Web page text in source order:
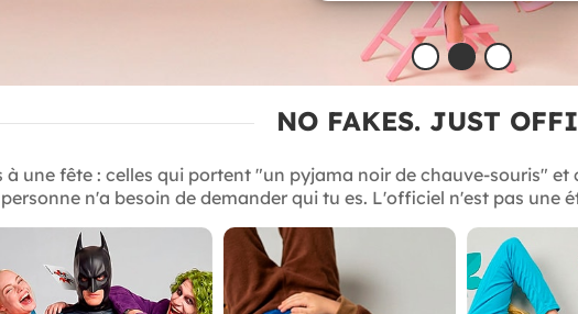
NO FAKES. JUST
à une fête : celles qui portent "un pyjama noir de chauve-souris" et
n'a besoin de demander qui tu es. L'officiel n'est pas une